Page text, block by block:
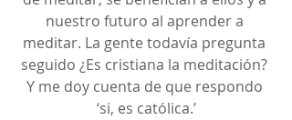
nuestro futuro al aprender a
meditar. La gente todavía pregunta
seguido ¿Es cristiana la meditación?
Y me doy cuenta de que respondo
‘si, es católica.’